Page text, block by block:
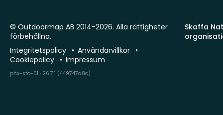
Skaffa
© Outdoormap AB 2014-2026. Alla rättigheter
förbehållna.
Integritetspolicy
Användarvillkor
Cookiepolicy
Impressum
phx-sto-01 · 26.7.1 (449747a8c)